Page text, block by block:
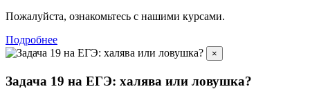
Пожалуйста, ознакомьтесь с нашими курсами.
Подробнее
×
Задача 19 на ЕГЭ: халява или ловушка?